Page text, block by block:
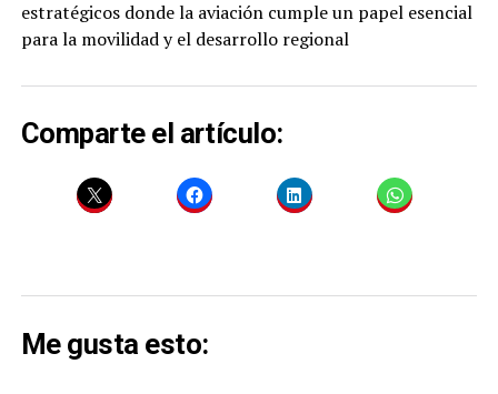
estratégicos donde la aviación cumple un papel esencial
para la movilidad y el desarrollo regional
Comparte el artículo:
Me gusta esto: